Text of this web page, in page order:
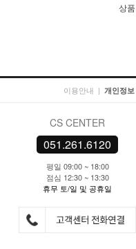
상
이용안내 | 개인정
CS CENTER
051.261.6120
평일 09:00 ~ 18:00
점심 12:30 ~ 13:30
휴무 토/일 및 공휴일